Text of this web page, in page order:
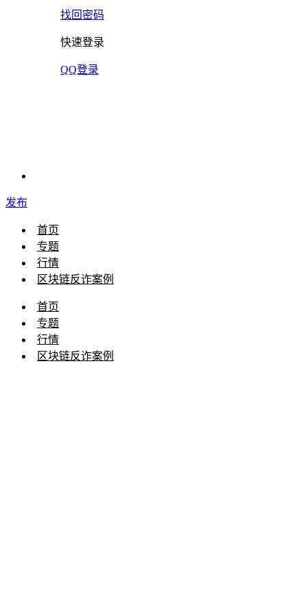
找回密码
快速登录
QQ登录
发布
首页
专题
行情
区块链反诈案例
首页
专题
行情
区块链反诈案例